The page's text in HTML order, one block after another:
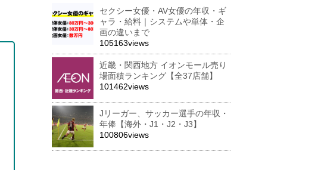
セクシー女優・AV女優の年収・ギ
ャラ・給料｜システムや単体・企
画の違いまで
105163views
近畿・関西地方 イオンモール売り
場面積ランキング【全37店舗】
101462views
Jリーガー、サッカー選手の年収・
年俸【海外・J1・J2・J3】
100806views